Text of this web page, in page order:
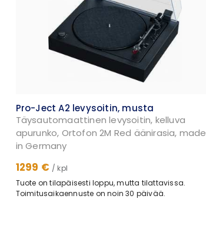
Pro-Ject A2 levysoitin, musta
Täysautomaattinen levysoitin, kelluva
apurunko, Ortofon 2M Red äänirasia, made
in Germany
1299 € / kpl
Tuote on tilapäisesti loppu, mutta tilattavissa.
Toimitusaikaennuste on noin 30 päivää.